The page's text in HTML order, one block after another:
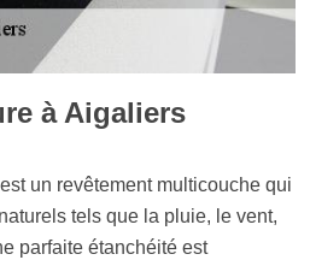
à Aigaliers
un revêtement multicouche qui
tels que la pluie, le vent,
parfaite étanchéité est